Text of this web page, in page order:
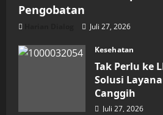
Pengobatan
Juli 27, 2026
Kesehatan
Tak Perlu ke
Solusi
Canggih
Juli 27, 2026